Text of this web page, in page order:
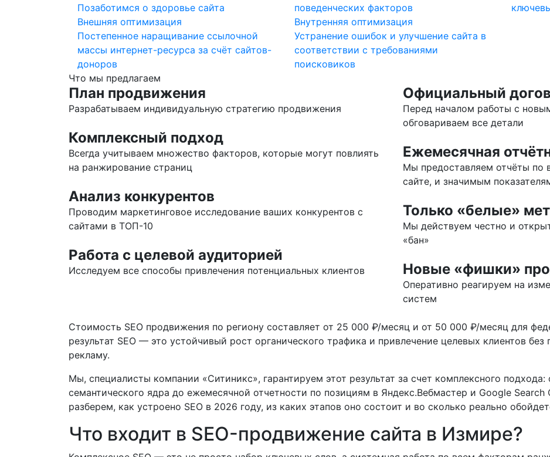
Позаботимся о здоровье сайта
поведенческих факторов
Внешняя оптимизация
Постепенное наращивание ссылочной
массы интернет-ресурса за счёт сайтов-
доноров
Внутренняя оптимизация
Устранение ошибок и улучшение сайта в
соответствии с требованиями
поисковиков
Что мы предлагаем
План продвижения
Разрабатываем индивидуальную стратегию продвижения
Комплексный подход
Всегда учитываем множество факторов, которые могут повлиять
на ранжирование страниц
Анализ конкурентов
Проводим маркетинговое исследование ваших конкурентов с
сайтами в ТОП-10
Работа с целевой аудиторией
Исследуем все способы привлечения потенциальных клиентов
Официальный
Перед началом работы с
обговариваем все детали
Ежемесячная
Мы предоставляем отчёты по
сайте, и значимым
Только «белые»
Мы действуем честно и
«бан»
Новые «фишки»
Оперативно реагируем на
систем
Стоимость SEO продвижения по региону составляет от 25 000 ₽/месяц и от 50 000 ₽/месяц для
результат SEO — это устойчивый рост органического трафика и привлечение целевых клиентов без
рекламу.
Мы, специалисты компании «Ситиникс», гарантируем этот результат за счет комплексного подхода:
семантического ядра до ежемесячной отчетности по позициям в Яндекс.Вебмастер и Google
разберем, как устроено SEO в 2026 году, из каких этапов оно состоит и во сколько реально
Что входит в SEO-продвижение сайта в Измире?